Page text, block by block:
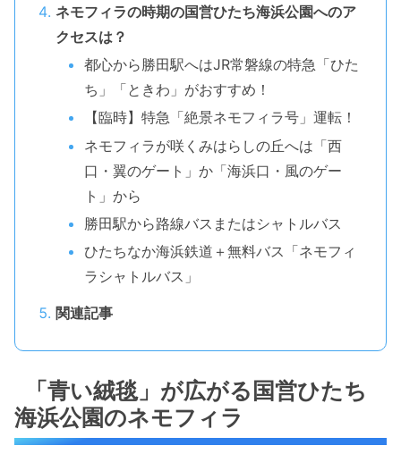
ネモフィラの時期の国営ひたち海浜公園へのア
クセスは？
都心から勝田駅へはJR常磐線の特急「ひた
ち」「ときわ」がおすすめ！
【臨時】特急「絶景ネモフィラ号」運転！
ネモフィラが咲くみはらしの丘へは「西
口・翼のゲート」か「海浜口・風のゲー
ト」から
勝田駅から路線バスまたはシャトルバス
ひたちなか海浜鉄道＋無料バス「ネモフィ
ラシャトルバス」
関連記事
「青い絨毯」が広がる国営ひたち
海浜公園のネモフィラ